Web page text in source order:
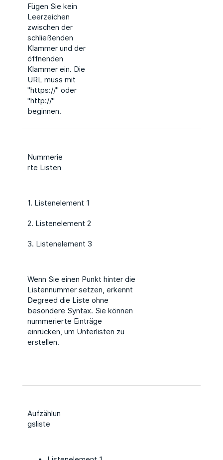
Fügen Sie kein
Leerzeichen
zwischen der
schließenden
Klammer und der
öffnenden
Klammer ein. Die
URL muss mit
"https://" oder
"http://"
beginnen.
Nummerie
rte Listen
1. Listenelement 1
2. Listenelement 2
3. Listenelement 3
Wenn Sie einen Punkt hinter die
Listennummer setzen, erkennt
Degreed die Liste ohne
besondere Syntax. Sie können
nummerierte Einträge
einrücken, um Unterlisten zu
erstellen.
Aufzählun
gsliste